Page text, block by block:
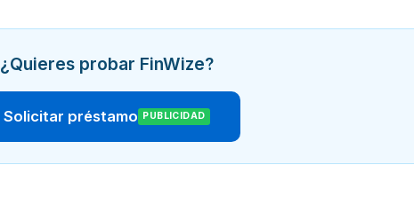
¿Quieres probar FinWize?
Solicitar préstamo PUBLICIDAD